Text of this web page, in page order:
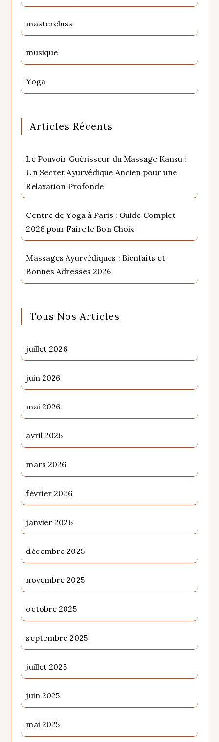
masterclass
musique
Yoga
Articles Récents
Le Pouvoir Guérisseur du Massage Kansu :
Un Secret Ayurvédique Ancien pour une
Relaxation Profonde
Centre de Yoga à Paris : Guide Complet
2026 pour Faire le Bon Choix
Massages Ayurvédiques : Bienfaits et
Bonnes Adresses 2026
Tous Nos Articles
juillet 2026
juin 2026
mai 2026
avril 2026
mars 2026
février 2026
janvier 2026
décembre 2025
novembre 2025
octobre 2025
septembre 2025
juillet 2025
juin 2025
mai 2025